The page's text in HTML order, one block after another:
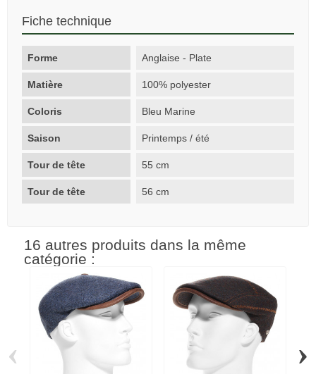
Fiche technique
Forme Anglaise - Plate
Matière 100% polyester
Coloris Bleu Marine
Saison Printemps / été
Tour de tête 55 cm
Tour de tête 56 cm
16 autres produits dans la même
catégorie :
‹ ›